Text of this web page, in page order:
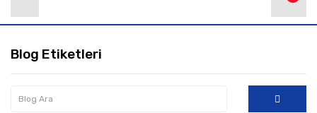
Blog Etiketleri